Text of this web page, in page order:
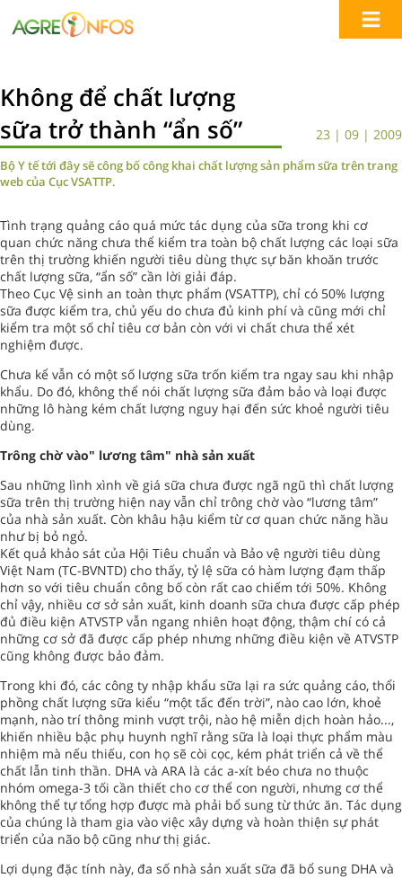
Không để chất lượng
sữa trở thành “ẩn số”
23 | 09 | 2009
Bộ Y tế tới đây sẽ công bố công khai chất lượng sản phẩm sữa trên trang
web của Cục VSATTP.
Tình trạng quảng cáo quá mức tác dụng của sữa trong khi cơ
quan chức năng chưa thể kiểm tra toàn bộ chất lượng các loại sữa
trên thị trường khiến người tiêu dùng thực sự băn khoăn trước
chất lượng sữa, “ẩn số” cần lời giải đáp.
Theo Cục Vệ sinh an toàn thực phẩm (VSATTP), chỉ có 50% lượng
sữa được kiểm tra, chủ yếu do chưa đủ kinh phí và cũng mới chỉ
kiểm tra một số chỉ tiêu cơ bản còn với vi chất chưa thể xét
nghiệm được.
Chưa kể vẫn có một số lượng sữa trốn kiểm tra ngay sau khi nhập
khẩu. Do đó, không thể nói chất lượng sữa đảm bảo và loại được
những lô hàng kém chất lượng nguy hại đến sức khoẻ người tiêu
dùng.
Trông chờ vào" lương tâm" nhà sản xuất
Sau những lình xình về giá sữa chưa được ngã ngũ thì chất lượng
sữa trên thị trường hiện nay vẫn chỉ trông chờ vào “lương tâm”
của nhà sản xuất. Còn khâu hậu kiểm từ cơ quan chức năng hầu
như bị bỏ ngỏ.
Kết quả khảo sát của Hội Tiêu chuẩn và Bảo vệ người tiêu dùng
Việt Nam (TC-BVNTD) cho thấy, tỷ lệ sữa có hàm lượng đạm thấp
hơn so với tiêu chuẩn công bố còn rất cao chiếm tới 50%. Không
chỉ vậy, nhiều cơ sở sản xuất, kinh doanh sữa chưa được cấp phép
đủ điều kiện ATVSTP vẫn ngang nhiên hoạt động, thậm chí có cả
những cơ sở đã được cấp phép nhưng những điều kiện về ATVSTP
cũng không được bảo đảm.
Trong khi đó, các công ty nhập khẩu sữa lại ra sức quảng cáo, thổi
phồng chất lượng sữa kiểu “một tấc đến trời”, nào cao lớn, khoẻ
mạnh, nào trí thông minh vượt trội, nào hệ miễn dịch hoàn hảo...,
khiến nhiều bậc phụ huynh nghĩ rằng sữa là loại thực phẩm màu
nhiệm mà nếu thiếu, con họ sẽ còi cọc, kém phát triển cả về thể
chất lẫn tinh thần. DHA và ARA là các a-xít béo chưa no thuộc
nhóm omega-3 tối cần thiết cho cơ thể con người, nhưng cơ thể
không thể tự tổng hợp được mà phải bổ sung từ thức ăn. Tác dụng
của chúng là tham gia vào việc xây dựng và hoàn thiện sự phát
triển của não bộ cũng như thị giác.
Lợi dụng đặc tính này, đa số nhà sản xuất sữa đã bổ sung DHA và